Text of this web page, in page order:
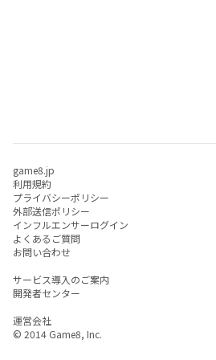
game8.jp
利用規約
プライバシーポリシー
外部送信ポリシー
インフルエンサーログイン
よくあるご質問
お問い合わせ
サービス導入のご案内
開発者センター
運営会社
© 2014 Game8, Inc.